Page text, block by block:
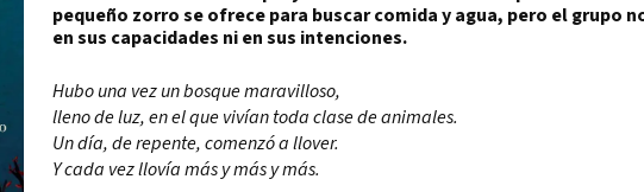
pequeño zorro se ofrece para buscar comida y agua, pero el grupo
en sus capacidades ni en sus intenciones.
Hubo una vez un bosque maravilloso,
lleno de luz, en el que vivían toda clase de animales.
Un día, de repente, comenzó a llover.
Y cada vez llovía más y más y más.